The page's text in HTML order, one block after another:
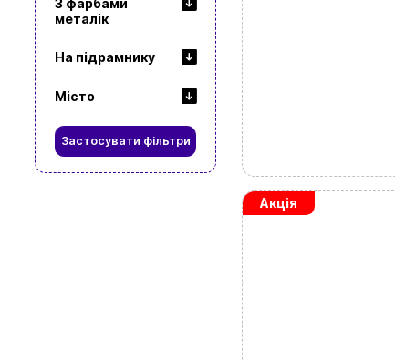
З фарбами
металік
На підрамнику
Місто
Застосувати фільтри
Акція